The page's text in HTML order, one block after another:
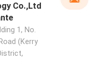
Co.,Ltd
1, No.
(Kerry